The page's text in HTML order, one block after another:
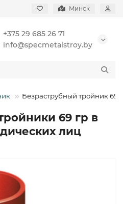
Минск
+375 29 685 26 71
info@specmetalstroy.by
Безраструбный тройник 69
69 гр в
лиц